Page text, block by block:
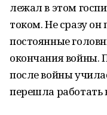
лежал в этом
током. Не сразу он
постоянные
окончания войны.
после войны
перешла работать